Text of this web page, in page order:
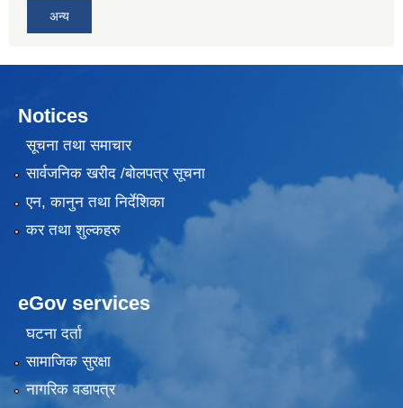
अन्य
Notices
सूचना तथा समाचार
सार्वजनिक खरीद /बोलपत्र सूचना
एन, कानुन तथा निर्देशिका
कर तथा शुल्कहरु
eGov services
घटना दर्ता
सामाजिक सुरक्षा
नागरिक वडापत्र